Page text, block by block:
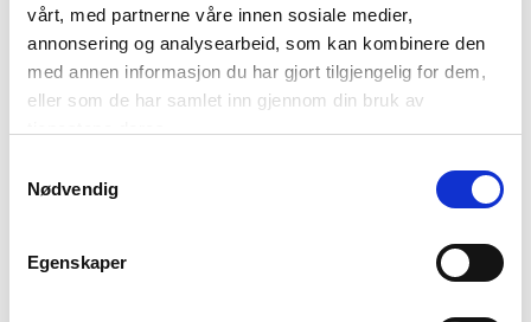
vårt, med partnerne våre innen sosiale medier,
annonsering og analysearbeid, som kan kombinere den
med annen informasjon du har gjort tilgjengelig for dem,
eller som de har samlet inn gjennom din bruk av
Nødvendig
Egenskaper
KJØP Vis mer